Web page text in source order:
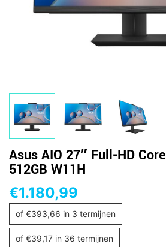
Asus AIO 27″ Full-HD
512GB W11H
€1.180,99
of €393,66 in 3 termijnen
of €39,17 in 36 termijnen